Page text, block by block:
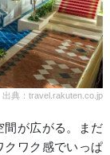
出典：travel.rakuten.co.jp
間が広がる。まだ
クワク感でいっぱ